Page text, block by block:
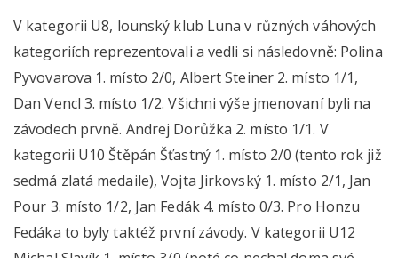
V kategorii U8, lounský klub Luna v různých váhových
kategoriích reprezentovali a vedli si následovně: Polina
Pyvovarova 1. místo 2/0, Albert Steiner 2. místo 1/1,
Dan Vencl 3. místo 1/2. Všichni výše jmenovaní byli na
závodech prvně. Andrej Dorůžka 2. místo 1/1. V
kategorii U10 Štěpán Šťastný 1. místo 2/0 (tento rok již
sedmá zlatá medaile), Vojta Jirkovský 1. místo 2/1, Jan
Pour 3. místo 1/2, Jan Fedák 4. místo 0/3. Pro Honzu
Fedáka to byly taktéž první závody. V kategorii U12